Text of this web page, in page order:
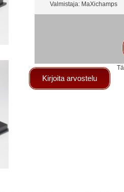
Valmistaja: MaXichamps
Kirjoita arvostelu